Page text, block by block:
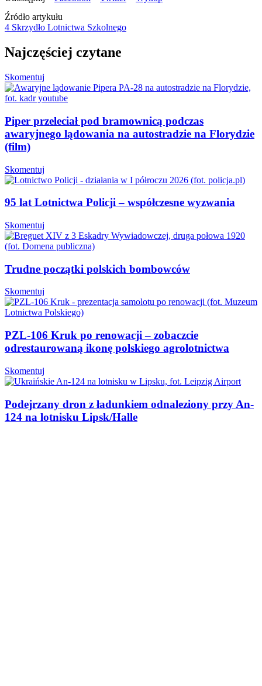
Źródło artykułu
4 Skrzydło Lotnictwa Szkolnego
Najczęściej czytane
Skomentuj
Piper przeleciał pod bramownicą podczas
awaryjnego lądowania na autostradzie na Florydzie
(film)
Skomentuj
95 lat Lotnictwa Policji – współczesne wyzwania
Skomentuj
Trudne początki polskich bombowców
Skomentuj
PZL-106 Kruk po renowacji – zobaczcie
odrestaurowaną ikonę polskiego agrolotnictwa
Skomentuj
Podejrzany dron z ładunkiem odnaleziony przy An-
124 na lotnisku Lipsk/Halle